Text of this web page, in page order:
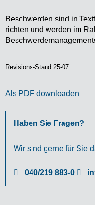
Beschwerden sind in
richten und werden im
Revisions-Stand 25-07
Als PDF downloaden
Haben Sie Fragen?
Wir sind gerne für Sie
040/219 883-0